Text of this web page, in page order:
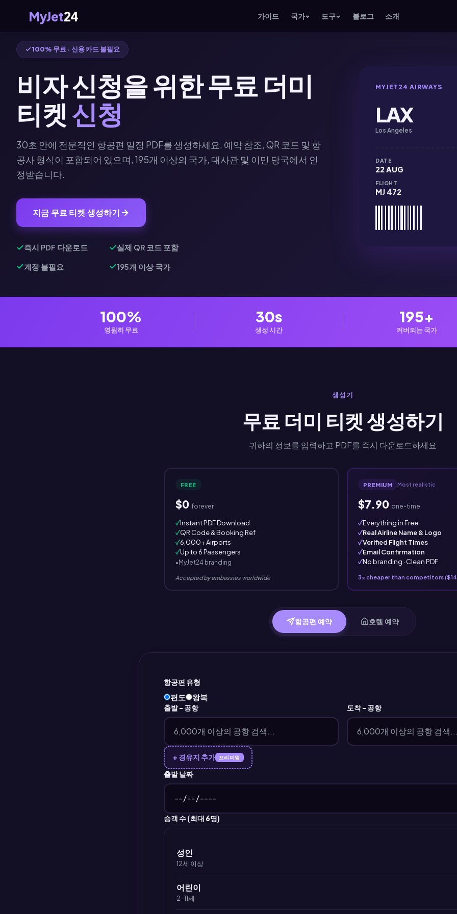
MyJet24 가이드 국가 도구 블로그 소개
100% 무료 · 신용 카드 불필요
비자 신청을 위한 무료 더미
티켓 신청
30초 안에 전문적인 항공편 일정 PDF를 생성하세요. 예약 참조, QR 코드 및 항
공사 형식이 포함되어 있으며, 195개 이상의 국가, 대사관 및 이민 당국에서 인
정받습니다.
지금 무료 티켓 생성하기
즉시 PDF 다운로드 실제 QR 코드 포함
계정 불필요 195개 이상 국가
MYJET24 AIRWAYS
LAX
Los Angeles
DATE
22 AUG
FLIGHT
MJ 472
100%
영원히 무료
30s
생성 시간
195+
커버되는 국가
생성기
무료 더미 티켓 생성하기
귀하의 정보를 입력하고 PDF를 즉시 다운로드하세요
FREE
$0 forever
✓Instant PDF Download
✓QR Code & Booking Ref
✓6,000+ Airports
✓Up to 6 Passengers
• MyJet24 branding
Accepted by embassies worldwide
PREMIUM Most realistic
$7.90 one-time
✓Everything in Free
✓Real Airline Name & Logo
✓Verified Flight Times
✓Email Confirmation
✓No branding · Clean PDF
3x cheaper than competitors
항공편 예약 호텔 예약
항공편 유형
편도 왕복
출발 - 공항 도착 - 공항
+ 경유지 추가 프리미엄
출발 날짜
승객 수 (최대 6명)
성인
12세 이상
어린이
2–11세